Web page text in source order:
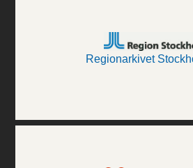
Regionarkivet